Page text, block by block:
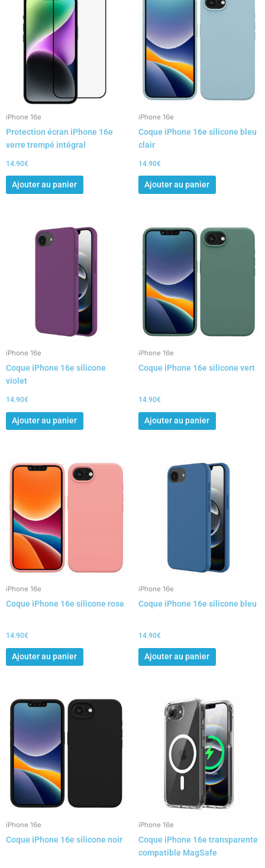
iPhone 16e
Protection écran iPhone 16e
verre trempé intégral
14.90€
Ajouter au panier
iPhone 16e
Coque iPhone 16e silicone bleu
clair
14.90€
Ajouter au panier
iPhone 16e
Coque iPhone 16e silicone
violet
14.90€
Ajouter au panier
iPhone 16e
Coque iPhone 16e silicone vert
14.90€
Ajouter au panier
iPhone 16e
Coque iPhone 16e silicone rose
14.90€
Ajouter au panier
iPhone 16e
Coque iPhone 16e silicone bleu
14.90€
Ajouter au panier
iPhone 16e
Coque iPhone 16e silicone noir
iPhone 16e
Coque iPhone 16e transparente
compatible MagSafe